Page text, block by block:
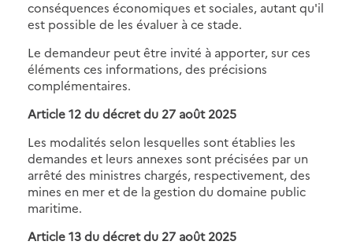
conséquences économiques et sociales, autant qu'il
est possible de les évaluer à ce stade.
Le demandeur peut être invité à apporter, sur ces
éléments ces informations, des précisions
complémentaires.
Article 12 du décret du 27 août 2025
Les modalités selon lesquelles sont établies les
demandes et leurs annexes sont précisées par un
arrêté des ministres chargés, respectivement, des
mines en mer et de la gestion du domaine public
maritime.
Article 13 du décret du 27 août 2025